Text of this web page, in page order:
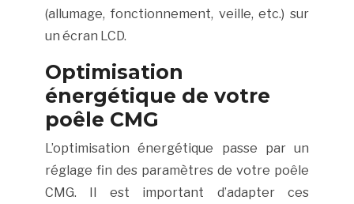
(allumage, fonctionnement, veille, etc.) sur
un écran LCD.
Optimisation
énergétique de votre
poêle CMG
L’optimisation énergétique passe par un
réglage fin des paramètres de votre poêle
CMG. Il est important d’adapter ces